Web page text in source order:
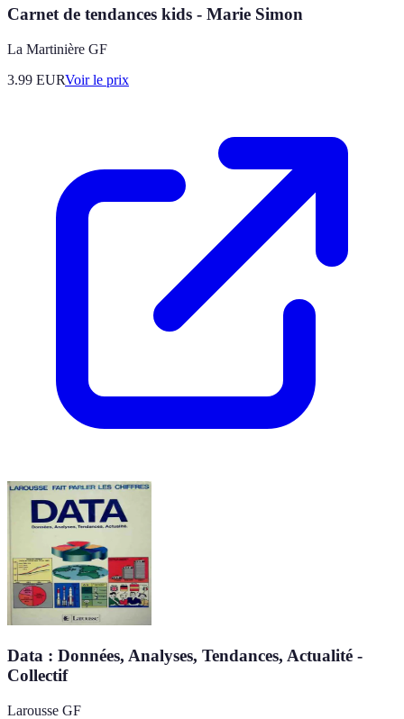
Carnet de tendances kids - Marie Simon
La Martinière GF
3.99 EURVoir le prix
Data : Données, Analyses, Tendances, Actualité -
Collectif
Larousse GF